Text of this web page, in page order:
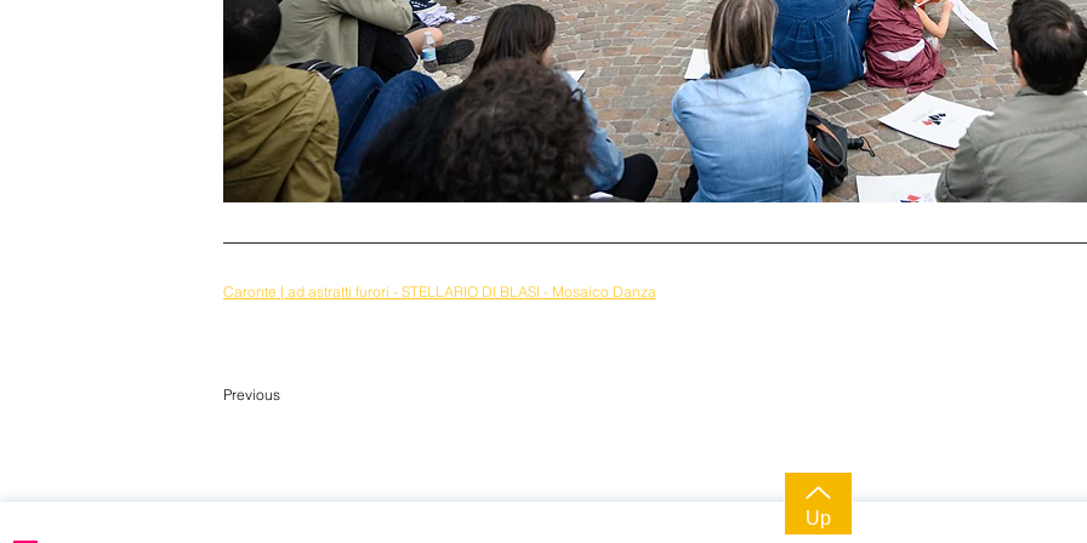
Caronte | ad astratti furori - STELLARIO DI BLASI - Mosaico Danza
Previous
Up